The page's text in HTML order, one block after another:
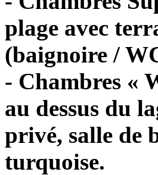
plage avec
(baignoire /
- Chambres «
au dessus du
privé, salle de
turquoise.